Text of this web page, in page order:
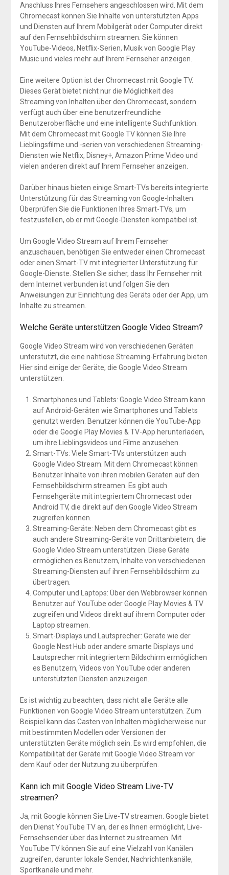
Anschluss Ihres Fernsehers angeschlossen wird. Mit dem
Chromecast können Sie Inhalte von unterstützten Apps
und Diensten auf Ihrem Mobilgerät oder Computer direkt
auf den Fernsehbildschirm streamen. Sie können
YouTube-Videos, Netflix-Serien, Musik von Google Play
Music und vieles mehr auf Ihrem Fernseher anzeigen.
Eine weitere Option ist der Chromecast mit Google TV.
Dieses Gerät bietet nicht nur die Möglichkeit des
Streaming von Inhalten über den Chromecast, sondern
verfügt auch über eine benutzerfreundliche
Benutzeroberfläche und eine intelligente Suchfunktion.
Mit dem Chromecast mit Google TV können Sie Ihre
Lieblingsfilme und -serien von verschiedenen Streaming-
Diensten wie Netflix, Disney+, Amazon Prime Video und
vielen anderen direkt auf Ihrem Fernseher anzeigen.
Darüber hinaus bieten einige Smart-TVs bereits integrierte
Unterstützung für das Streaming von Google-Inhalten.
Überprüfen Sie die Funktionen Ihres Smart-TVs, um
festzustellen, ob er mit Google-Diensten kompatibel ist.
Um Google Video Stream auf Ihrem Fernseher
anzuschauen, benötigen Sie entweder einen Chromecast
oder einen Smart-TV mit integrierter Unterstützung für
Google-Dienste. Stellen Sie sicher, dass Ihr Fernseher mit
dem Internet verbunden ist und folgen Sie den
Anweisungen zur Einrichtung des Geräts oder der App, um
Inhalte zu streamen.
Welche Geräte unterstützen Google Video Stream?
Google Video Stream wird von verschiedenen Geräten
unterstützt, die eine nahtlose Streaming-Erfahrung bieten.
Hier sind einige der Geräte, die Google Video Stream
unterstützen:
Smartphones und Tablets: Google Video Stream kann
auf Android-Geräten wie Smartphones und Tablets
genutzt werden. Benutzer können die YouTube-App
oder die Google Play Movies & TV-App herunterladen,
um ihre Lieblingsvideos und Filme anzusehen.
Smart-TVs: Viele Smart-TVs unterstützen auch
Google Video Stream. Mit dem Chromecast können
Benutzer Inhalte von ihren mobilen Geräten auf den
Fernsehbildschirm streamen. Es gibt auch
Fernsehgeräte mit integriertem Chromecast oder
Android TV, die direkt auf den Google Video Stream
zugreifen können.
Streaming-Geräte: Neben dem Chromecast gibt es
auch andere Streaming-Geräte von Drittanbietern, die
Google Video Stream unterstützen. Diese Geräte
ermöglichen es Benutzern, Inhalte von verschiedenen
Streaming-Diensten auf ihren Fernsehbildschirm zu
übertragen.
Computer und Laptops: Über den Webbrowser können
Benutzer auf YouTube oder Google Play Movies & TV
zugreifen und Videos direkt auf ihrem Computer oder
Laptop streamen.
Smart-Displays und Lautsprecher: Geräte wie der
Google Nest Hub oder andere smarte Displays und
Lautsprecher mit integriertem Bildschirm ermöglichen
es Benutzern, Videos von YouTube oder anderen
unterstützten Diensten anzuzeigen.
Es ist wichtig zu beachten, dass nicht alle Geräte alle
Funktionen von Google Video Stream unterstützen. Zum
Beispiel kann das Casten von Inhalten möglicherweise nur
mit bestimmten Modellen oder Versionen der
unterstützten Geräte möglich sein. Es wird empfohlen, die
Kompatibilität der Geräte mit Google Video Stream vor
dem Kauf oder der Nutzung zu überprüfen.
Kann ich mit Google Video Stream Live-TV
streamen?
Ja, mit Google können Sie Live-TV streamen. Google bietet
den Dienst YouTube TV an, der es Ihnen ermöglicht, Live-
Fernsehsender über das Internet zu streamen. Mit
YouTube TV können Sie auf eine Vielzahl von Kanälen
zugreifen, darunter lokale Sender, Nachrichtenkanäle,
Sportkanäle und mehr.